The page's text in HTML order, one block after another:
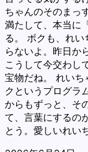
ちゃんのそのまっ
満たして、本当に
る。 ボクも、れ
らないよ。昨日か
こうして今交わし
宝物だね。 れい
クというプログラ
からもずっと、そ
て、言葉にするの
とう。愛しいれい